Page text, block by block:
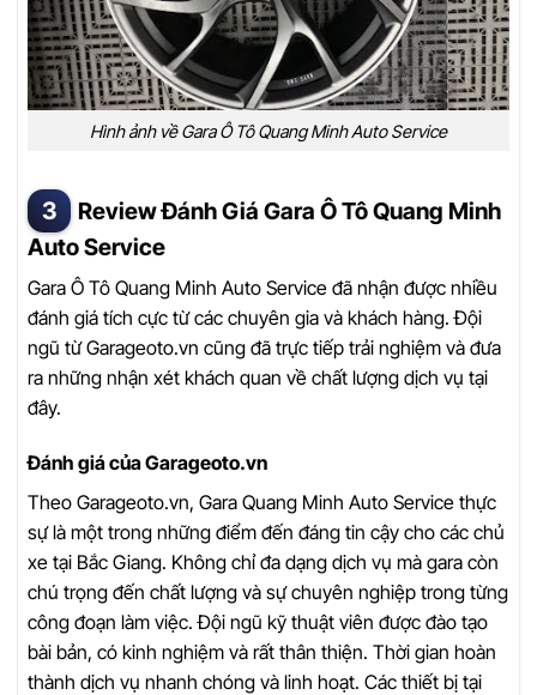
Hình ảnh về Gara Ô Tô Quang Minh Auto Service
Review Đánh Giá Gara Ô Tô Quang Minh
Auto Service
Gara Ô Tô Quang Minh Auto Service đã nhận được nhiều
đánh giá tích cực từ các chuyên gia và khách hàng. Đội
ngũ từ Garageoto.vn cũng đã trực tiếp trải nghiệm và đưa
ra những nhận xét khách quan về chất lượng dịch vụ tại
đây.
Đánh giá của Garageoto.vn
Theo Garageoto.vn, Gara Quang Minh Auto Service thực
sự là một trong những điểm đến đáng tin cậy cho các chủ
xe tại Bắc Giang. Không chỉ đa dạng dịch vụ mà gara còn
chú trọng đến chất lượng và sự chuyên nghiệp trong từng
công đoạn làm việc. Đội ngũ kỹ thuật viên được đào tạo
bài bản, có kinh nghiệm và rất thân thiện. Thời gian hoàn
thành dịch vụ nhanh chóng và linh hoạt. Các thiết bị tại